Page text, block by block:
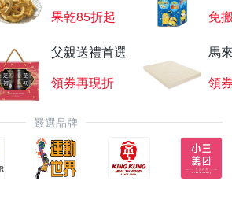
果乾85折起
免
父親送禮首選
領券再現折
馬
領
嚴選品牌